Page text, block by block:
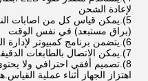
لإعادة الشحن
(براق مستبعد) في نفس الوقت
6).يتضمن برنامج كمبيوتر لإدارة البيانات
7).يمكن الاتصال بالطابعات الدقيقة للطباعة
8).تصميم أفقي احترافي ولا
اهتزاز الجهاز أثناء عملية